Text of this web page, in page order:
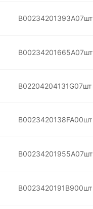
B00234201393A07шт
B00234201665A07шт
B02204204131G07шт
B0023420138FA00шт
B00234201955A07шт
B0023420191B900шт